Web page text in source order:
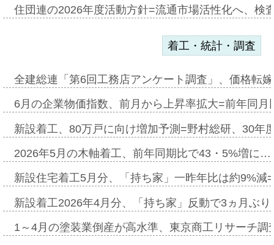
住団連の2026年度活動方針=流通市場活性化へ、検
着工・統計・調査
全建総連「第6回工務店アンケート調査」、価格転
6月の企業物価指数、前月から上昇率拡大=前年同
新設着工、80万戸に向け増加予測=野村総研、30年
2026年5月の木軸着工、前年同期比で43・5%増に…
新設住宅着工5月分、「持ち家」一昨年比は約9%
新設着工2026年4月分、「持ち家」反動で3ヵ月ぶ
1～4月の塗装業倒産が高水準、東京商工リサーチ